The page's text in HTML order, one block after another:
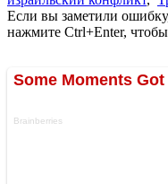
Если вы заметили
нажмите Ctrl+Enter,